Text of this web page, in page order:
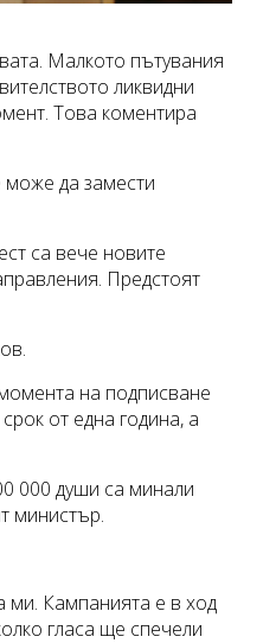
Малкото пътувания
ликвидни
Това коментира
да замести
са вече новите
Предстоят
на подписване
от една година, а
000 души са минали
министър.
ми. Кампанията е в ход
гласа ще спечели